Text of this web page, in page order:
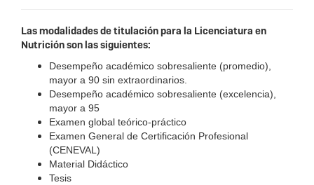
Las modalidades de titulación para la Licenciatura en
Nutrición son las siguientes:
Desempeño académico sobresaliente (promedio),
mayor a 90 sin extraordinarios.
Desempeño académico sobresaliente (excelencia),
mayor a 95
Examen global teórico-práctico
Examen General de Certificación Profesional
(CENEVAL)
Material Didáctico
Tesis